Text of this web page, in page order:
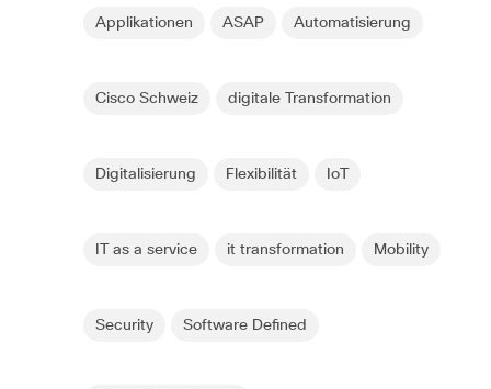
Applikationen ASAP Automatisierung
Cisco Schweiz digitale Transformation
Digitalisierung Flexibilität IoT
IT as a service it transformation Mobility
Security Software Defined